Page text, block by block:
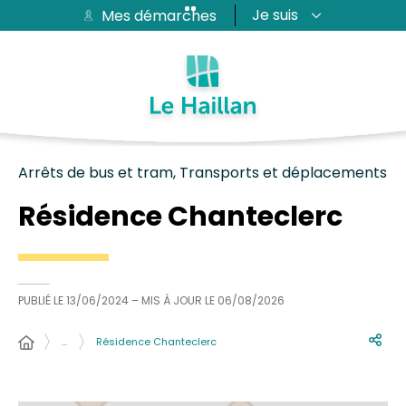
Aide et accessibilité
Passer au menu
Passer au contenuMes démarches Je suis
Arrêts de bus et tram, Transports et déplacements
Résidence Chanteclerc
PUBLIÉ LE13/06/2024 – MIS À JOUR LE 06/08/2026
… Résidence Chanteclerc